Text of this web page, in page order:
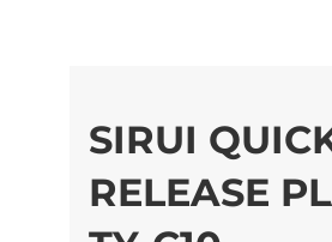
SIRUI
RELEASE